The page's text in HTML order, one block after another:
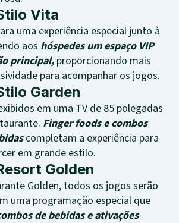
Vita
uma experiência especial junto à
aos hóspedes um espaço VIP
principal,proporcionando mais
para acompanhar os jogos.
Garden
em uma TV de 85 polegadas
Finger foods e combos
completam a experiência para
em grande estilo.
Golden
Golden, todos os jogos serão
uma programação especial que
de bebidas e ativações